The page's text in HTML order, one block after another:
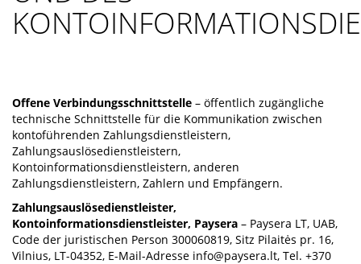
Offene Verbindungsschnittstelle – öffentlich zugängliche
technische Schnittstelle für die Kommunikation zwischen
kontoführenden Zahlungsdienstleistern,
Zahlungsauslösedienstleistern,
Kontoinformationsdienstleistern, anderen
Zahlungsdienstleistern, Zahlern und Empfängern.
Zahlungsauslösedienstleister,
Kontoinformationsdienstleister, Paysera – Paysera LT, UAB,
Code der juristischen Person 300060819, Sitz Pilaitės pr. 16,
Vilnius, LT-04352, E-Mail-Adresse info@paysera.lt, Tel. +370